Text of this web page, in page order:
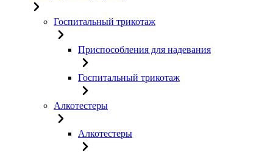
Госпитальный трикотаж
Приспособления для надевания
Госпитальный трикотаж
Алкотестеры
Алкотестеры